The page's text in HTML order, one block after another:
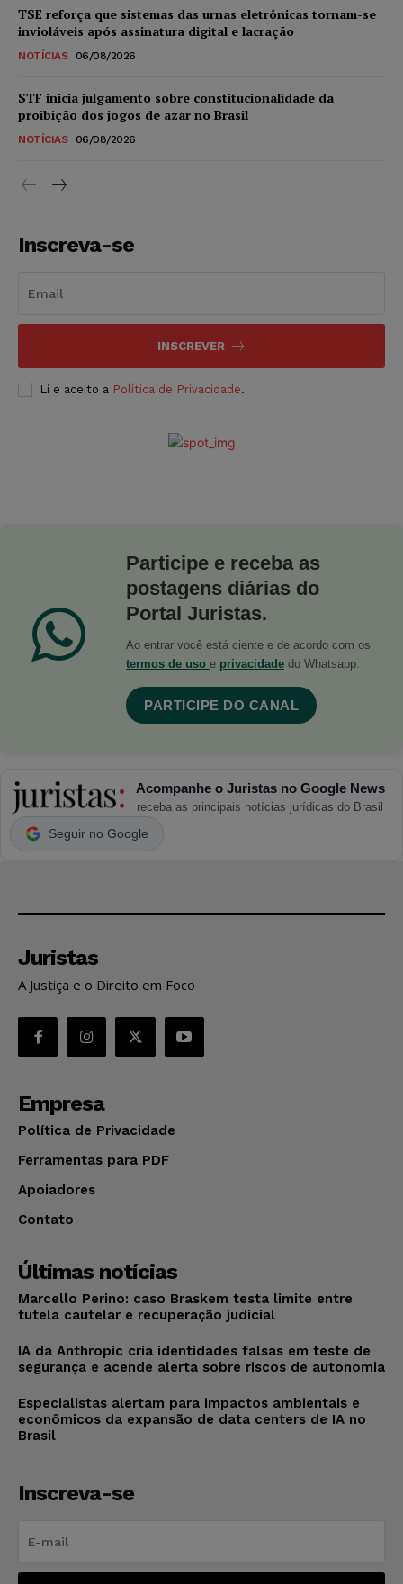
TSE reforça que sistemas das urnas eletrônicas tornam-se
invioláveis após assinatura digital e lacração
NOTÍCIAS 06/08/2026
STF inicia julgamento sobre constitucionalidade da
proibição dos jogos de azar no Brasil
NOTÍCIAS 06/08/2026
Inscreva-se
INSCREVER
Li e aceito a Política de Privacidade.
Participe e receba as
postagens diárias do
Portal Juristas.
Ao entrar você está ciente e de acordo com os
termos de uso e privacidade do Whatsapp.
PARTICIPE DO CANAL
Acompanhe o Juristas no Google News
receba as principais notícias jurídicas do Brasil
Seguir no Google
Juristas
A Justiça e o Direito em Foco
Empresa
Política de Privacidade
Ferramentas para PDF
Apoiadores
Contato
Últimas notícias
Marcello Perino: caso Braskem testa limite entre
tutela cautelar e recuperação judicial
IA da Anthropic cria identidades falsas em teste de
segurança e acende alerta sobre riscos de autonomia
Especialistas alertam para impactos ambientais e
econômicos da expansão de data centers de IA no
Brasil
Inscreva-se